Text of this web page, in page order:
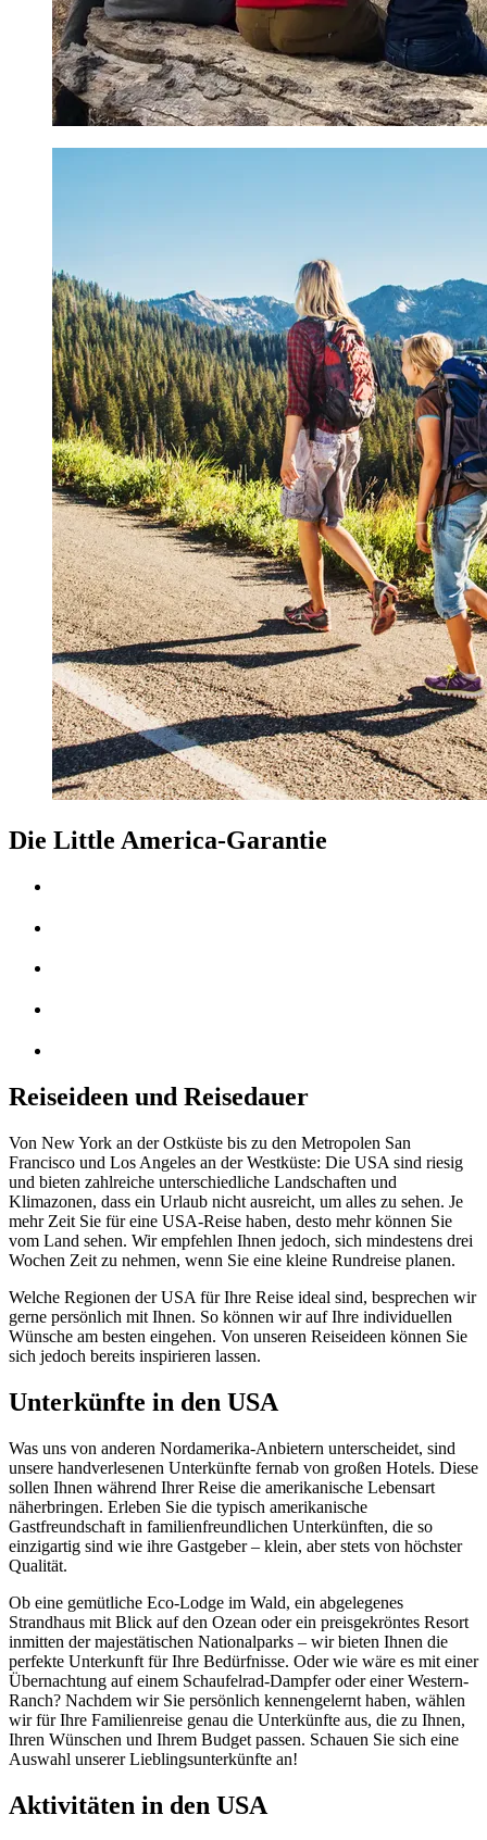
Die Little America-Garantie
Reiseideen und Reisedauer
Von New York an der Ostküste bis zu den Metropolen San
Francisco und Los Angeles an der Westküste: Die USA sind riesig
und bieten zahlreiche unterschiedliche Landschaften und
Klimazonen, dass ein Urlaub nicht ausreicht, um alles zu sehen. Je
mehr Zeit Sie für eine USA-Reise haben, desto mehr können Sie
vom Land sehen. Wir empfehlen Ihnen jedoch, sich mindestens drei
Wochen Zeit zu nehmen, wenn Sie eine kleine Rundreise planen.
Welche Regionen der USA für Ihre Reise ideal sind, besprechen wir
gerne persönlich mit Ihnen. So können wir auf Ihre individuellen
Wünsche am besten eingehen. Von unseren Reiseideen können Sie
sich jedoch bereits inspirieren lassen.
Unterkünfte in den USA
Was uns von anderen Nordamerika-Anbietern unterscheidet, sind
unsere handverlesenen Unterkünfte fernab von großen Hotels. Diese
sollen Ihnen während Ihrer Reise die amerikanische Lebensart
näherbringen. Erleben Sie die typisch amerikanische
Gastfreundschaft in familienfreundlichen Unterkünften, die so
einzigartig sind wie ihre Gastgeber – klein, aber stets von höchster
Qualität.
Ob eine gemütliche Eco-Lodge im Wald, ein abgelegenes
Strandhaus mit Blick auf den Ozean oder ein preisgekröntes Resort
inmitten der majestätischen Nationalparks – wir bieten Ihnen die
perfekte Unterkunft für Ihre Bedürfnisse. Oder wie wäre es mit einer
Übernachtung auf einem Schaufelrad-Dampfer oder einer Western-
Ranch? Nachdem wir Sie persönlich kennengelernt haben, wählen
wir für Ihre Familienreise genau die Unterkünfte aus, die zu Ihnen,
Ihren Wünschen und Ihrem Budget passen. Schauen Sie sich eine
Auswahl unserer Lieblingsunterkünfte an!
Aktivitäten in den USA